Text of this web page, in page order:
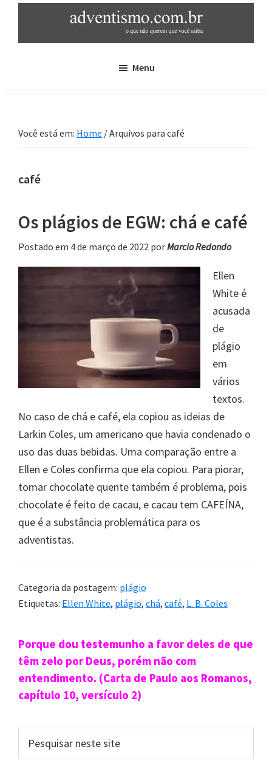
main
sidebar
que
saiba
Menu
Você está em: Home /Arquivos para café
café
Os plágios de EGW: chá e café
Postado em 4 de março de 2022 porMarcio Redondo
Ellen
White é
acusada
de
plágio
em
vários
textos.
No caso de chá e café, ela copiou as ideias de
Larkin Coles, um americano que havia condenado o
uso das duas bebidas. Uma comparação entre a
Ellen e Coles confirma que ela copiou. Para piorar,
tomar chocolate quente também é problema, pois
chocolate é feito de cacau, e cacau tem CAFEÍNA,
que é a substância problemática para os
adventistas.
Categoria da postagem: plágio
Etiquetas: Ellen White, plágio, chá, café, L. B. Coles
Sidebar
primária
Porque dou testemunho a favor deles de que
têm zelo por Deus, porém não com
entendimento. (Carta de Paulo aos Romanos,
capítulo 10, versículo 2)
neste